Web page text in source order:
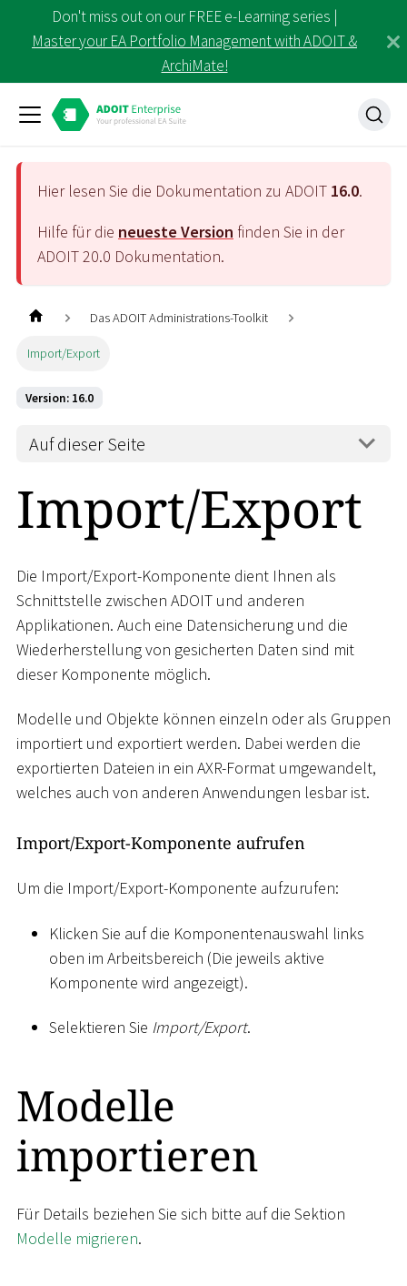
Don't miss out on our FREE e-Learning series |
Master your EA Portfolio Management with ADOIT &
ArchiMate!
Hier lesen Sie die Dokumentation zu ADOIT 16.0.
Hilfe für die neueste Version finden Sie in der
ADOIT20.0 Dokumentation.
Das ADOIT Administrations-Toolkit
Import/Export
Version: 16.0
Auf dieser Seite
Import/Export
Die Import/Export-Komponente dient Ihnen als
Schnittstelle zwischen ADOIT und anderen
Applikationen. Auch eine Datensicherung und die
Wiederherstellung von gesicherten Daten sind mit
dieser Komponente möglich.
Modelle und Objekte können einzeln oder als Gruppen
importiert und exportiert werden. Dabei werden die
exportierten Dateien in ein AXR-Format umgewandelt,
welches auch von anderen Anwendungen lesbar ist.
Import/Export-Komponente aufrufen
Um die Import/Export-Komponente aufzurufen:
Klicken Sie auf die Komponentenauswahl links
oben im Arbeitsbereich (Die jeweils aktive
Komponente wird angezeigt).
Selektieren Sie Import/Export.
Modelle
importieren
Für Details beziehen Sie sich bitte auf die Sektion
Modelle migrieren.